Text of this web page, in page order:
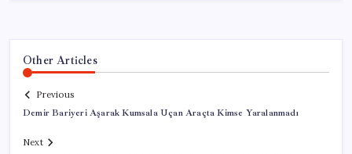
Other Articles
Previous
Demir Bariyeri Aşarak Kumsala Uçan Araçta Kimse Yaralanmadı
Next